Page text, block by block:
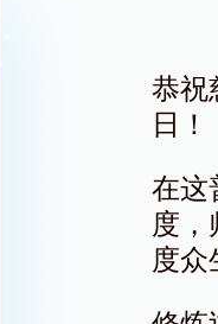
恭祝
日！
在这
度
度众